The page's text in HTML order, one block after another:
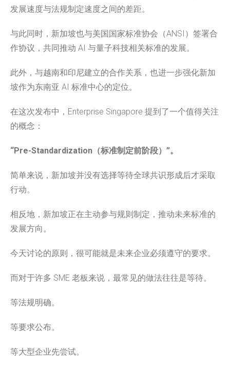
发展速度与法规制定速度之间的差距。
与此同时，新加坡也与美国国家标准协会（ANSI）签署合
作协议，共同推动 AI 与量子科技相关标准的发展。
此外，与越南和印尼建立的合作关系，也进一步强化新加
坡作为东南亚 AI 标准中心的定位。
在这次发布中，Enterprise Singapore 提到了一个值得关注
的概念：
“Pre-Standardization（标准制定前阶段）”。
简单来说，新加坡并没有选择等待全球共识形成后才采取
行动。
相反地，新加坡正在主动参与规则制定，推动未来标准的
发展方向。
今天讨论的原则，很可能就是未来企业必须遵守的要求。
而对于许多 SME 老板来说，最常见的做法往往是等待。
等法规明确。
等要求公布。
等大型企业先尝试。